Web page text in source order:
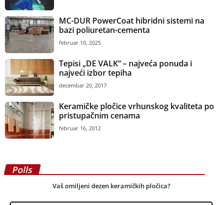
MC-DUR PowerCoat hibridni sistemi na
bazi poliuretan-cementa
februar 10, 2025
Tepisi „DE VALK“ – najveća ponuda i
najveći izbor tepiha
decembar 20, 2017
Keramičke pločice vrhunskog kvaliteta po
pristupačnim cenama
februar 16, 2012
Polls
Vaš omiljeni dezen keramičkih pločica?